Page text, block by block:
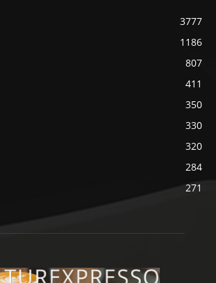
3777
1186
807
411
350
330
320
284
271